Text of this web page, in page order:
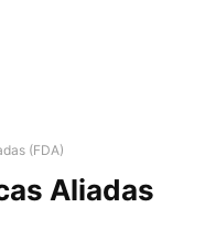
(FDA)
Aliadas